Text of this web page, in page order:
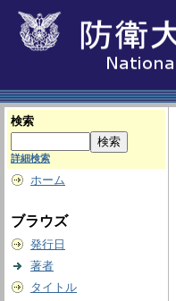
検索
詳細検索
ホーム
ブラウズ
発行日
著者
タイトル